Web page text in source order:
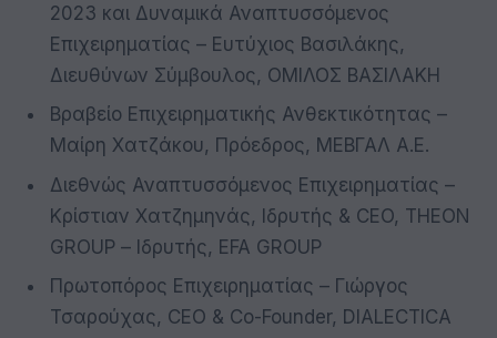
2023 και Δυναμικά Αναπτυσσόμενος
Επιχειρηματίας – Ευτύχιος Βασιλάκης,
Διευθύνων Σύμβουλος, ΟΜΙΛΟΣ ΒΑΣΙΛΑΚΗ
Βραβείο Επιχειρηματικής Ανθεκτικότητας –
Μαίρη Χατζάκου, Πρόεδρος, ΜΕΒΓΑΛ Α.Ε.
Διεθνώς Αναπτυσσόμενος Επιχειρηματίας –
Κρίστιαν Χατζημηνάς, Ιδρυτής & CEO, THEON
GROUP – Ιδρυτής, EFA GROUP
Πρωτοπόρος Επιχειρηματίας – Γιώργος
Τσαρούχας, CEO & Co-Founder, DIALECTICA